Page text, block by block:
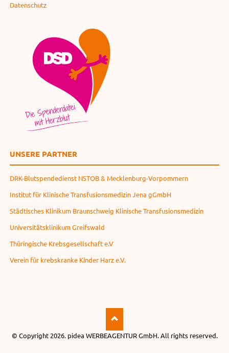
Datenschutz
UNSERE PARTNER
DRK-Blutspendedienst NSTOB & Mecklenburg-Vorpommern
Institut für Klinische Transfusionsmedizin Jena gGmbH
Städtisches Klinikum Braunschweig Klinische Transfusionsmedizin
Universitätsklinikum Greifswald
Thüringische Krebsgesellschaft e.V
Verein für krebskranke Kinder Harz e.V.
© Copyright 2026. pidea WERBEAGENTUR GmbH. All rights reserved.